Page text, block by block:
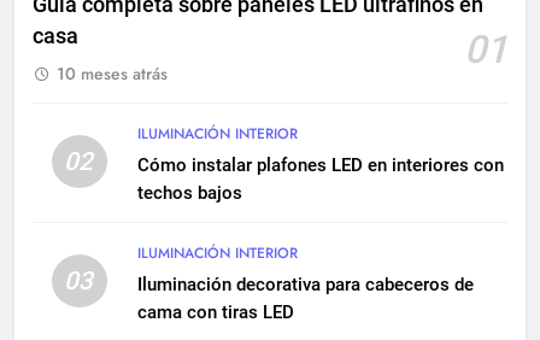
MANTENIMIENTO
10
eléctrica empotrada en
viviendas
INSTALACIONES ELÉCTRICAS
Qué hacer si una instalación
eléctrica tiene baja potencia
casa
01
10 meses atrás
02
ILUMINACIÓN INTERIOR
Cómo instalar plafones LED en interiores con
techos bajos
03
ILUMINACIÓN INTERIOR
Iluminación decorativa para cabeceros de
cama con tiras LED